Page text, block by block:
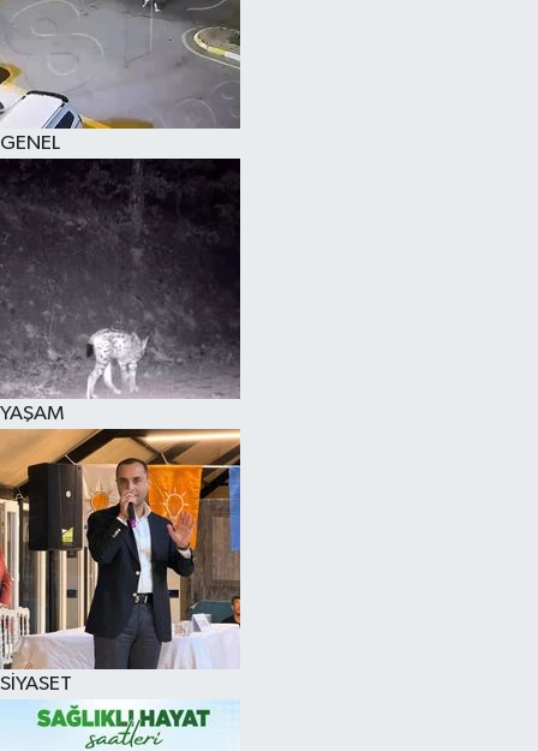
GENEL
YAŞAM
SİYASET
KÜLTÜR SANAT
MAGAZİN
SAĞLIK
SİYASET
SPOR
TEKNOLOJİ
YAŞAM